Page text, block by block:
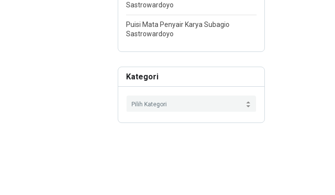
Sastrowardoyo
Puisi Mata Penyair Karya Subagio
Sastrowardoyo
Kategori